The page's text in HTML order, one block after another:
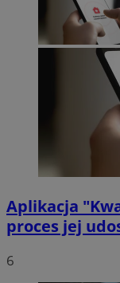
Aplikacja
proces jej
6